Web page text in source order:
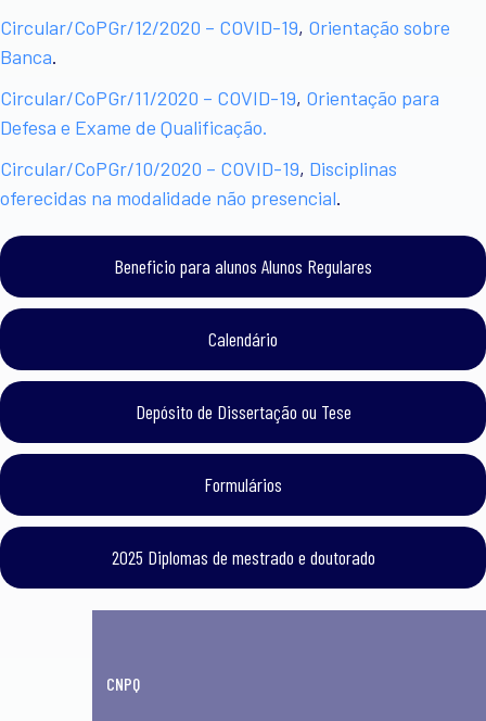
Beneficio para alunos Alunos Regulares
Calendário
Depósito de Dissertação ou Tese
Formulários
2025 Diplomas de mestrado e doutorado
Circular/CoPGr/12/2020 – COVID-19, Orientação sobre
Banca.
Circular/CoPGr/11/2020 – COVID-19, Orientação para
Defesa e Exame de Qualificação.
Circular/CoPGr/10/2020 – COVID-19, Disciplinas
oferecidas na modalidade não presencial.
CNPQ